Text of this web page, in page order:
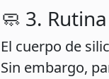
🧼 3.
El cuerpo de
Sin embargo,